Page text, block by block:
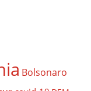
Bolsonaro